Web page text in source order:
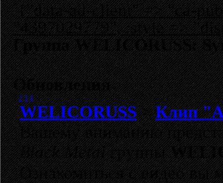
{"data-ad-client" => "ca-
"4397029779", :style =>
Группа WELICORUSS:
Обновления
1 2 3 4
WELICORUSS>Клип
Вашему вниманию
Black Metalгруппы
Ознакомиться с видео вы